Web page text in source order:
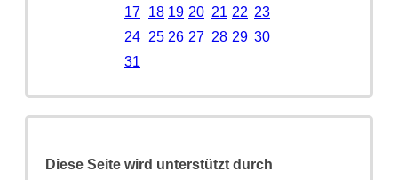
17 18 19 20 21 22 23
24 25 26 27 28 29 30
31
Diese Seite wird unterstützt durch